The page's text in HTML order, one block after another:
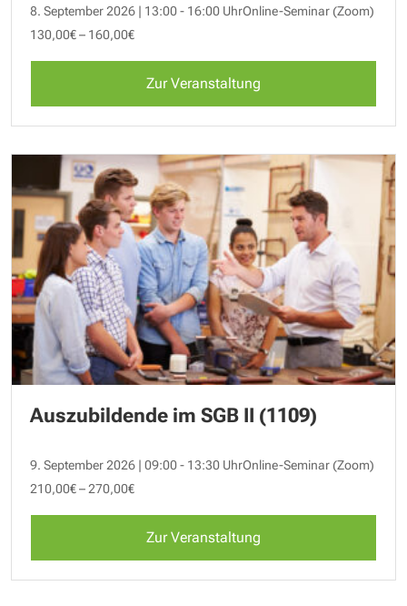
8. September 2026 | 13:00 - 16:00 UhrOnline-Seminar (Zoom)
130,00€ – 160,00€
Zur Veranstaltung
Auszubildende im SGB II (1109)
9. September 2026 | 09:00 - 13:30 UhrOnline-Seminar (Zoom)
210,00€ – 270,00€
Zur Veranstaltung